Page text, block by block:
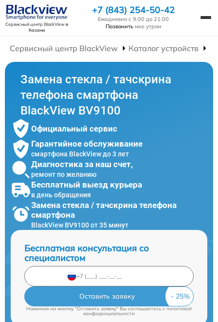
Сервисный центр BlackViewв
Казани
+7 (843) 254-50-42
Ежедневно с 9:00 до 21:00
Позвонить мне утром
Сервисный центр BlackView Каталог устройств
Замена стекла / тачскрина
телефона смартфона
BlackView BV9100
Официальный сервис
Гарантийное обслуживание
смартфона BlackView до 3 лет
Диагностика за наш счет,
ремонт по желанию
Бесплатный выезд курьера
в день обращения
Замена стекла / тачскрина телефона
смартфона
BlackView BV9100 от 35 минут
Бесплатная консультация со
специалистом
Оставить заявку
Нажимая на кнопку "Оставить заявку" Вы соглашаетесь cполитикой
конфиденциальности